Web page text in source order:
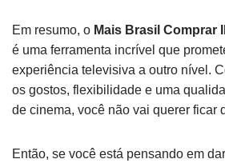
Em resumo, o Mais Brasil Comprar
é uma ferramenta incrível que
experiência televisiva a outro nível.
os gostos, flexibilidade e uma
de cinema, você não vai querer ficar
Então, se você está pensando em